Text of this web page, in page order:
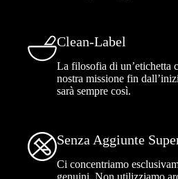
Clean-Label
La filosofia di un’etichetta
nostra missione fin
sarà sempre così.
Senza Aggiunte
Ci concentriamo
genuini. Non utilizziamo